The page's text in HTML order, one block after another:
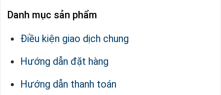
Danh mục sản phẩm
Điều kiện giao dịch chung
Hướng dẫn đặt hàng
Hướng dẫn thanh toán